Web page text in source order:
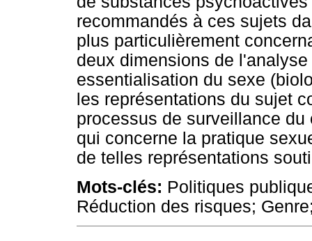
recommandés à ces sujets
plus particulièrement
deux dimensions de
essentialisation du sexe
les représentations du sujet
processus de surveillance
qui concerne la pratique
de telles représentations
Mots-clés: Politiques
Réduction des risques;